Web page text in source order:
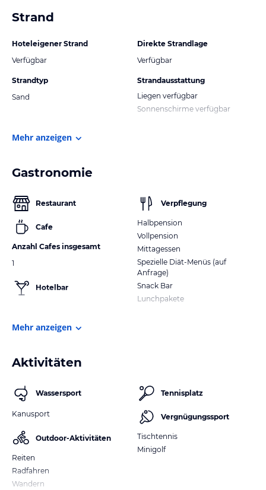
Strand
Hoteleigener Strand
Verfügbar
Strandtyp
Sand
Direkte Strandlage
Verfügbar
Strandausstattung
Liegen verfügbar
Sonnenschirme verfügbar
Mehr anzeigen
Gastronomie
Restaurant
Cafe
Anzahl Cafes insgesamt
1
Hotelbar
Verpflegung
Halbpension
Vollpension
Mittagessen
Spezielle Diät-Menüs (auf
Anfrage)
Snack Bar
Lunchpakete
Mehr anzeigen
Aktivitäten
Wassersport
Kanusport
Outdoor-Aktivitäten
Reiten
Radfahren
Wandern
Tennisplatz
Vergnügungssport
Tischtennis
Minigolf